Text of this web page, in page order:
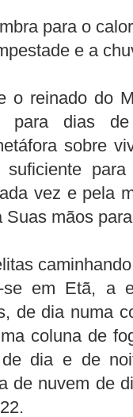
para o
e a
o reinado do
para dias
sobre
vez e pela
mãos
se em Etã, a
de dia numa
coluna de
dia e de
de nuvem de